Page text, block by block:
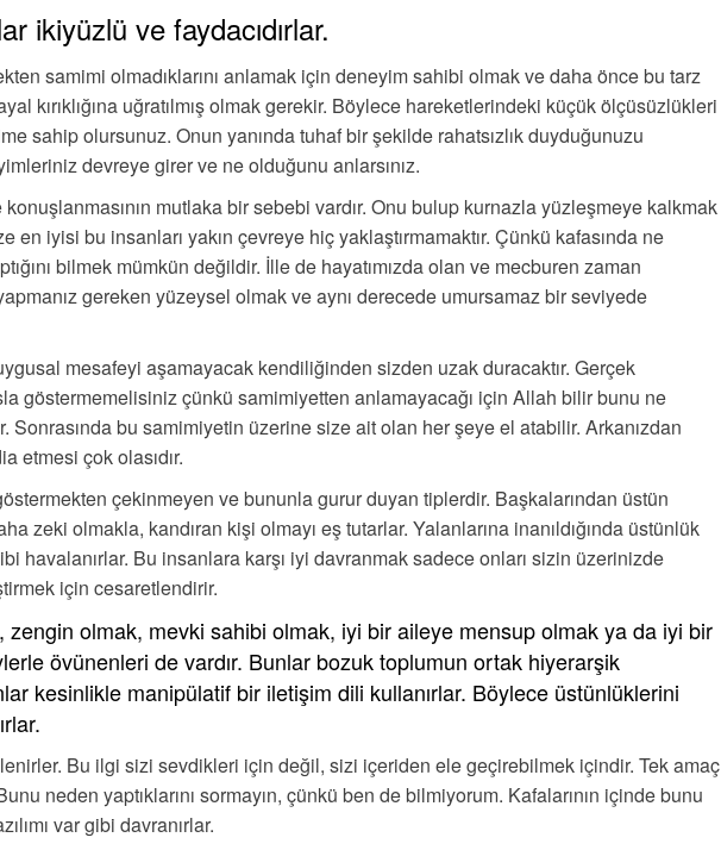
ikiyüzlü ve faydacıdırlar.
samimi olmadıklarını anlamak için deneyim sahibi olmak ve daha önce bu tarz
kırıklığına uğratılmış olmak gerekir. Böylece hareketlerindeki küçük ölçüsüzlükleri
sahip olursunuz. Onun yanında tuhaf bir şekilde rahatsızlık duyduğunuzu
devreye girer ve ne olduğunu anlarsınız.
mutlaka bir sebebi vardır. Onu bulup kurnazla yüzleşmeye kalkmak
en iyisi bu insanları yakın çevreye hiç yaklaştırmamaktır. Çünkü kafasında ne
bilmek mümkün değildir. İlle de hayatımızda olan ve mecburen zaman
gereken yüzeysel olmak ve aynı derecede umursamaz bir seviyede
mesafeyi aşamayacak kendiliğinden sizden uzak duracaktır. Gerçek
göstermemelisiniz çünkü samimiyetten anlamayacağı için Allah bilir bunu ne
Sonrasında bu samimiyetin üzerine size ait olan her şeye el atabilir. Arkanızdan
etmesi çok olasıdır.
çekinmeyen ve bununla gurur duyan tiplerdir. Başkalarından üstün
zeki olmakla, kandıran kişi olmayı eş tutarlar. Yalanlarına inanıldığında üstünlük
havalanırlar. Bu insanlara karşı iyi davranmak sadece onları sizin üzerinizde
için cesaretlendirir.
zengin olmak, mevki sahibi olmak, iyi bir aileye mensup olmak ya da iyi bir
övünenleri de vardır. Bunlar bozuk toplumun ortak hiyerarşik
kesinlikle manipülatif bir iletişim dili kullanırlar. Böylece üstünlüklerini
Bu ilgi sizi sevdikleri için değil, sizi içeriden ele geçirebilmek içindir. Tek amaç
neden yaptıklarını sormayın, çünkü ben de bilmiyorum. Kafalarının içinde bunu
var gibi davranırlar.